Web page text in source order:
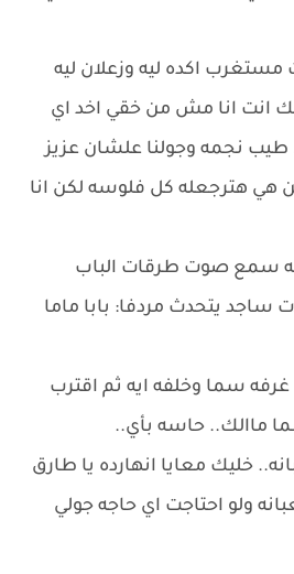
مستغرب اكده ليه وزعلان ليه
انت انا مش من خقي اخد اي
نجمه وجولنا علشان عزيز
هي هترجعله كل فلوسه لكن انا
سمع صوت طرقات الباب
ساجد يتحدث مردفا: بابا ماما
سما وخلفه ايه ثم اقترب
ماالك.. حاسه بأي..
خليك معايا انهارده يا طارق
ولو احتاجت اي حاجه جولي